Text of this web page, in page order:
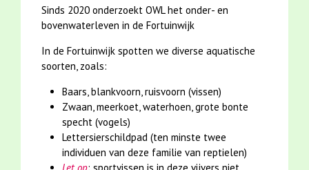
Sinds 2020 onderzoekt OWL het onder- en
bovenwaterleven in de Fortuinwijk
In de Fortuinwijk spotten we diverse aquatische
soorten, zoals:
Baars, blankvoorn, ruisvoorn (vissen)
Zwaan, meerkoet, waterhoen, grote bonte
specht (vogels)
Lettersierschildpad (ten minste twee
individuen van deze familie van reptielen)